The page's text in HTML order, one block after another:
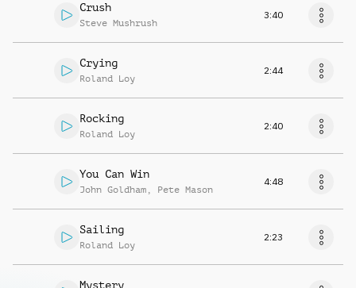
Crush
Steve Mushrush
3:40
Crying
Roland Loy
2:44
Rocking
Roland Loy
2:40
You Can Win
John Goldham , Pete Mason
4:48
Sailing
Roland Loy
2:23
Mystery